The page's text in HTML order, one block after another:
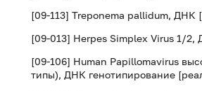
[09-113] Treponema pallidum, ДНК
[09-013] Herpes Simplex Virus 1/
[09-106] Human Papillomavirus
типы), ДНК генотипирование